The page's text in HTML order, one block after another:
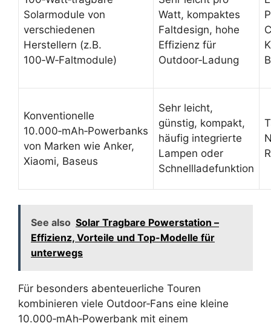
Solarmodule von
verschiedenen
Herstellern (z.B.
100‑W‑Faltmodule)
Watt, kompaktes
Faltdesign, hohe
Effizienz für
Outdoor‑Ladung
Konventionelle
10.000‑mAh‑Powerbanks
von Marken wie Anker,
Xiaomi, Baseus
Sehr leicht,
günstig, kompakt,
häufig integrierte
Lampen oder
Schnellladefunktion
See also Solar Tragbare Powerstation –
Effizienz, Vorteile und Top-Modelle für
unterwegs
Für besonders abenteuerliche Touren
kombinieren viele Outdoor‑Fans eine kleine
10.000‑mAh‑Powerbank mit einem